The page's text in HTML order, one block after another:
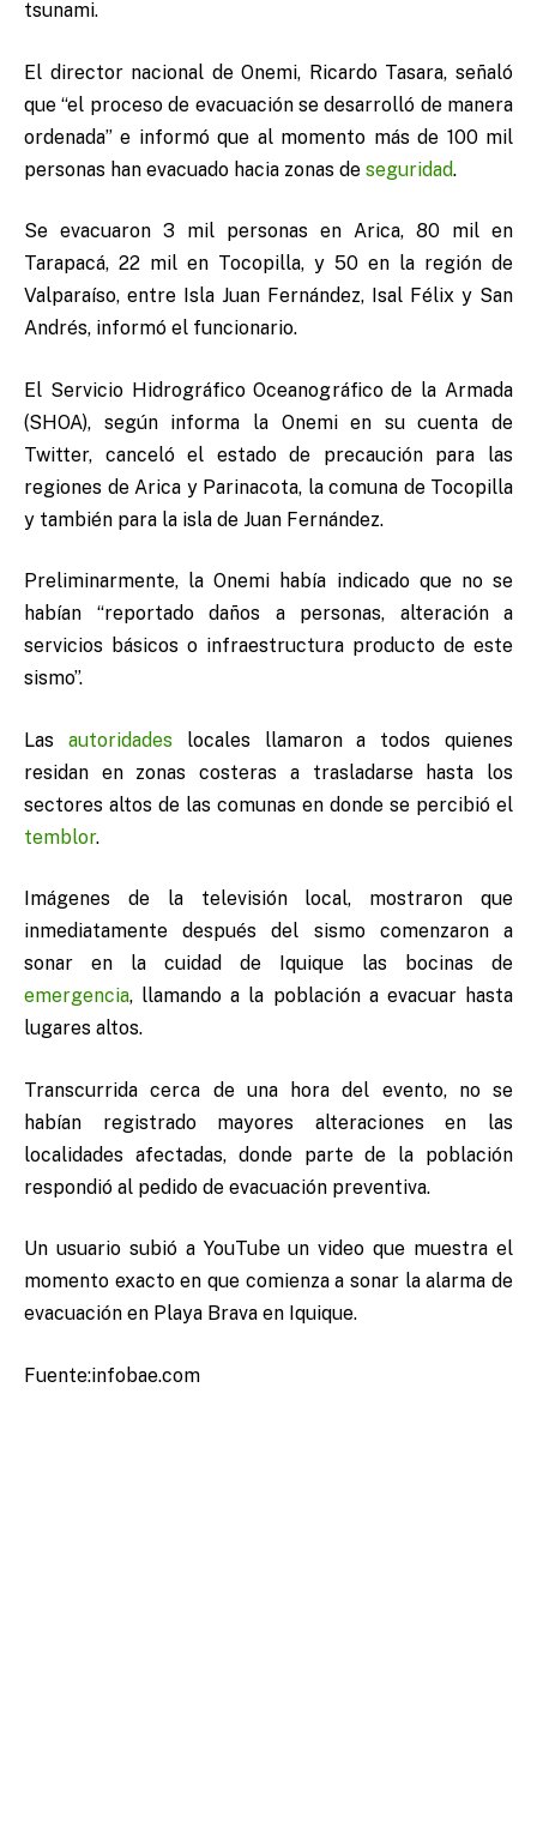
tsunami.
El director nacional de Onemi, Ricardo Tasara, señaló
que “el proceso de evacuación se desarrolló de manera
ordenada” e informó que al momento más de 100 mil
personas han evacuado hacia zonas de seguridad.
Se evacuaron 3 mil personas en Arica, 80 mil en
Tarapacá, 22 mil en Tocopilla, y 50 en la región de
Valparaíso, entre Isla Juan Fernández, Isal Félix y San
Andrés, informó el funcionario.
El Servicio Hidrográfico Oceanográfico de la Armada
(SHOA), según informa la Onemi en su cuenta de
Twitter, canceló el estado de precaución para las
regiones de Arica y Parinacota, la comuna de Tocopilla
y también para la isla de Juan Fernández.
Preliminarmente, la Onemi había indicado que no se
habían “reportado daños a personas, alteración a
servicios básicos o infraestructura producto de este
sismo”.
Las autoridades locales llamaron a todos quienes
residan en zonas costeras a trasladarse hasta los
sectores altos de las comunas en donde se percibió el
temblor.
Imágenes de la televisión local, mostraron que
inmediatamente después del sismo comenzaron a
sonar en la cuidad de Iquique las bocinas de
emergencia, llamando a la población a evacuar hasta
lugares altos.
Transcurrida cerca de una hora del evento, no se
habían registrado mayores alteraciones en las
localidades afectadas, donde parte de la población
respondió al pedido de evacuación preventiva.
Un usuario subió a YouTube un video que muestra el
momento exacto en que comienza a sonar la alarma de
evacuación en Playa Brava en Iquique.
Fuente:infobae.com